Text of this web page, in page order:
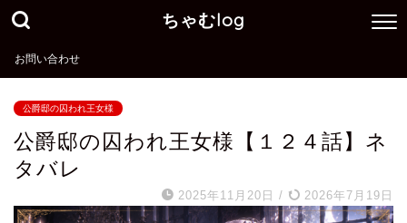
ちゃむlog
お問い合わせ
公爵邸の囚われ王女様
公爵邸の囚われ王女様【１２４話】ネ
タバレ
2025年11月20日 / 2026年7月19日